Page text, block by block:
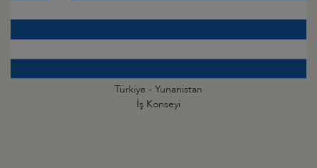
Türkiye - Yunanistan
İş Konseyi